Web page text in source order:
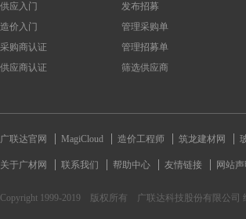
供应入门
造价入门
采购商认证
供应商认证
发布招募
管理采购单
管理招募单
筛选供应商
广联达官网 MagiCloud 造价工程师 筑龙建材网
关于广材网 联系我们 帮助中心 友情链接 网站声
Copyright 1999-2019 版权所有 广联达科技股份有限公司